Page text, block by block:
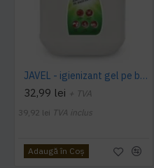
JAVEL - igienizant gel pe baza de clor 5 L AQAS
32,99 lei + TVA
39,92 lei TVA inclus
Adaugă în Coş